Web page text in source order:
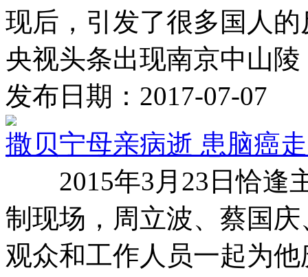
现后，引发了很多国人
央视头条出现南京中山
发布日期：2017-07-07
撒贝宁母亲病逝 患脑癌
2015年3月23日恰逢
制现场，周立波、蔡国
观众和工作人员一起为